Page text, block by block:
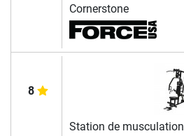
Cornerstone
8
Station de musculation